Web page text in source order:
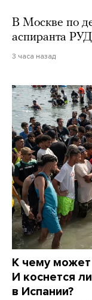
В Москве по
аспиранта
3 часа назад
К чему может
И коснется
в Испании?